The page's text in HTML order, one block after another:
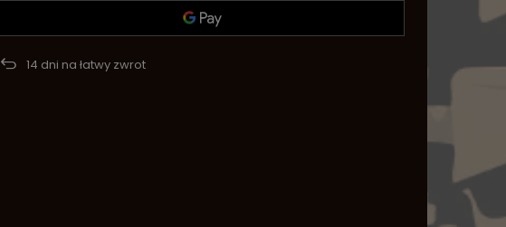
14 dni na łatwy zwrot